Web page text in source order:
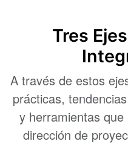
Tres
A través de estos
prácticas,
y herramientas
dirección de